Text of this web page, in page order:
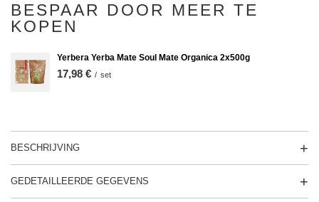
BESPAAR DOOR MEER TE
KOPEN
Yerbera Yerba Mate Soul Mate Organica 2x500g
17,98 € / set
BESCHRIJVING
GEDETAILLEERDE GEGEVENS